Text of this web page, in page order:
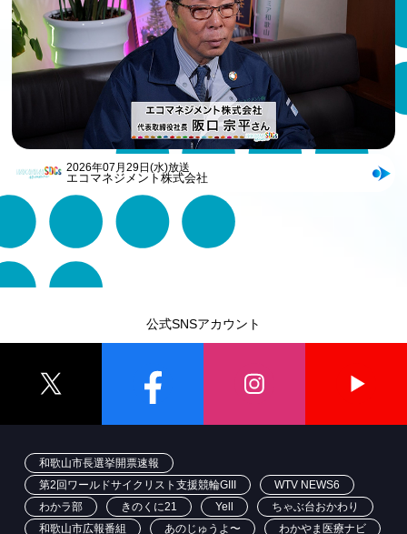
2026年07月29日(水)放送
エコマネジメント株式会社
公式SNSアカウント
和歌山市長選挙開票速報
第2回ワールドサイクリスト支援競輪GIII
WTV NEWS6
わかラ部
きのくに21 Yell
ちゃぶ台おかわり
和歌山市広報番組
あのじゅうよ〜 わかやま医療ナビ